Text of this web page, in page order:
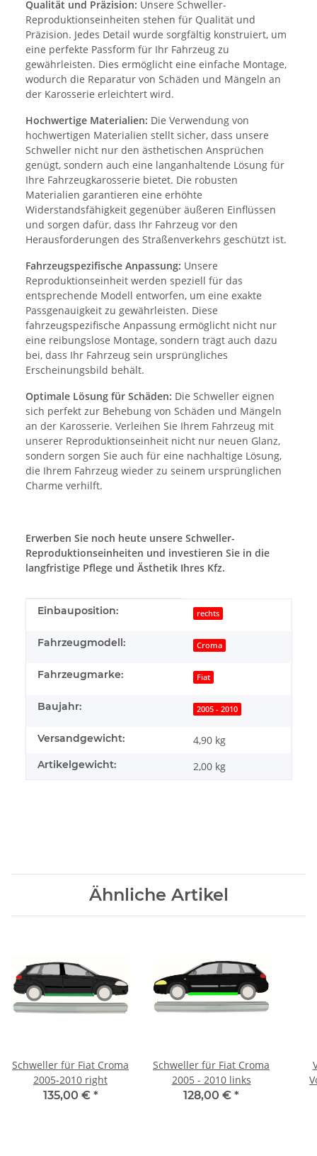
Qualität und Präzision: Unsere Schweller-
Reproduktionseinheiten stehen für Qualität und
Präzision. Jedes Detail wurde sorgfältig konstruiert, um
eine perfekte Passform für Ihr Fahrzeug zu
gewährleisten. Dies ermöglicht eine einfache Montage,
wodurch die Reparatur von Schäden und Mängeln an
der Karosserie erleichtert wird.
Hochwertige Materialien: Die Verwendung von
hochwertigen Materialien stellt sicher, dass unsere
Schweller nicht nur den ästhetischen Ansprüchen
genügt, sondern auch eine langanhaltende Lösung für
Ihre Fahrzeugkarosserie bietet. Die robusten
Materialien garantieren eine erhöhte
Widerstandsfähigkeit gegenüber äußeren Einflüssen
und sorgen dafür, dass Ihr Fahrzeug vor den
Herausforderungen des Straßenverkehrs geschützt ist.
Fahrzeugspezifische Anpassung: Unsere
Reproduktionseinheit werden speziell für das
entsprechende Modell entworfen, um eine exakte
Passgenauigkeit zu gewährleisten. Diese
fahrzeugspezifische Anpassung ermöglicht nicht nur
eine reibungslose Montage, sondern trägt auch dazu
bei, dass Ihr Fahrzeug sein ursprüngliches
Erscheinungsbild behält.
Optimale Lösung für Schäden: Die Schweller eignen
sich perfekt zur Behebung von Schäden und Mängeln
an der Karosserie. Verleihen Sie Ihrem Fahrzeug mit
unserer Reproduktionseinheit nicht nur neuen Glanz,
sondern sorgen Sie auch für eine nachhaltige Lösung,
die Ihrem Fahrzeug wieder zu seinem ursprünglichen
Charme verhilft.
Erwerben Sie noch heute unsere Schweller-
Reproduktionseinheiten und investieren Sie in die
langfristige Pflege und Ästhetik Ihres Kfz.
Produkteigenschaft
Wert
Einbauposition: rechts
Fahrzeugmodell: Croma
Fahrzeugmarke: Fiat
Baujahr: 2005 - 2010
Versandgewicht: 4,90 kg
Artikelgewicht: 2,00 kg
Ähnliche Artikel
Schweller für Fiat Croma
2005-2010 right
135,00 € *
Schweller für Fiat Croma
2005 - 2010 links
128,00 € *